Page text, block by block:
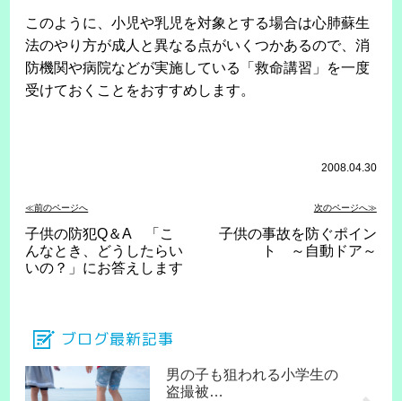
このように、小児や乳児を対象とする場合は心肺蘇生
法のやり方が成人と異なる点がいくつかあるので、消
防機関や病院などが実施している「救命講習」を一度
受けておくことをおすすめします。
2008.04.30
≪前のページへ 次のページへ≫
子供の防犯Q＆A 「こ
んなとき、どうしたらい
いの？」にお答えします
子供の事故を防ぐポイン
ト ～自動ドア～
ブログ最新記事
男の子も狙われる小学生の
盗撮被…